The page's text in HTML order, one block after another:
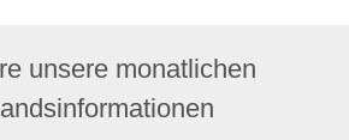
unsere monatlichen